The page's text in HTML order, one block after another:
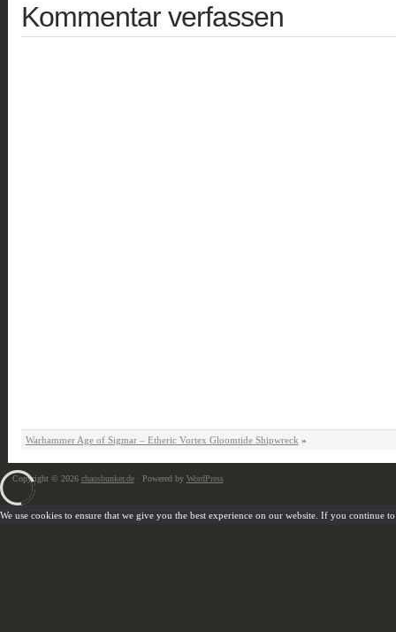
Kommentar verfassen
Warhammer Age of Sigmar – Etheric Vortex Gloomtide Shipwreck »
Copyright © 2026 chaosbunker.de· Powered by WordPress
We use cookies to ensure that we give you the best experience on our website. If you continue